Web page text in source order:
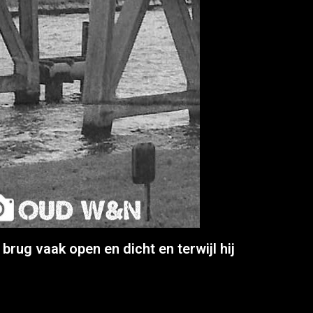
vaak open en dicht en terwijl hij